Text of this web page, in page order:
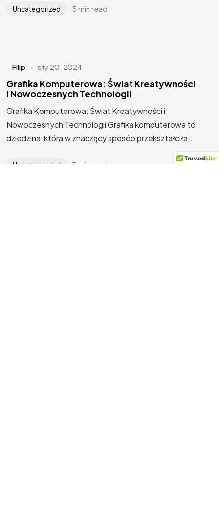
Uncategorized 5 min read
Filip sty 20, 2024
Grafika Komputerowa: Świat Kreatywności
i Nowoczesnych Technologii
Grafika Komputerowa: Świat Kreatywności i
Nowoczesnych Technologii Grafika komputerowa to
dziedzina, która w znaczący sposób przekształciła...
Uncategorized 3 min read
PROJEKCIE?
Porozmawiajmy